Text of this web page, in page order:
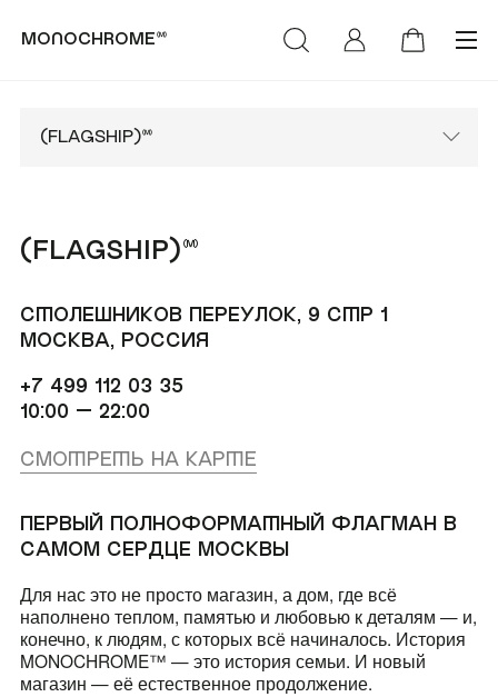
monochrome™
(FLAGSHIP)™
СТОЛЕШНИКОВ ПЕРЕУЛОК, 9 СТР 1
МОСКВА, РОССИЯ
+7 499 112 03 35
10:00 — 22:00
СМОТРЕТЬ НА КАРТЕ
ПЕРВЫЙ ПОЛНОФОРМАТНЫЙ ФЛАГМАН В
САМОМ СЕРДЦЕ МОСКВЫ
Для нас это не просто магазин, а дом, где всё
наполнено теплом, памятью и любовью к деталям — и,
конечно, к людям, с которых всё начиналось. История
MONOCHROME™ —это история семьи. И новый
магазин — её естественное продолжение.
(Футболки &
Лонгсливы)
(Свитеры &
Кардиганы)
(Брюки & Джинсы)
Костюмы)
(Шорты & Юбки)
(Верхняя одежда)
Объединение «Гжель»
(SPORT)™
Все коллекции